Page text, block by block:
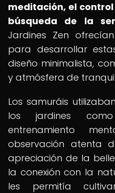
meditación, el
búsqueda de la
Jardines Zen
para desarrollar
diseño minimalista,
y atmósfera de
Los samuráis
los jardines
entrenamiento
observación atenta
apreciación de la
la conexión con la
les permitía